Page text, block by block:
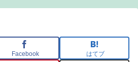
Facebook はてブ